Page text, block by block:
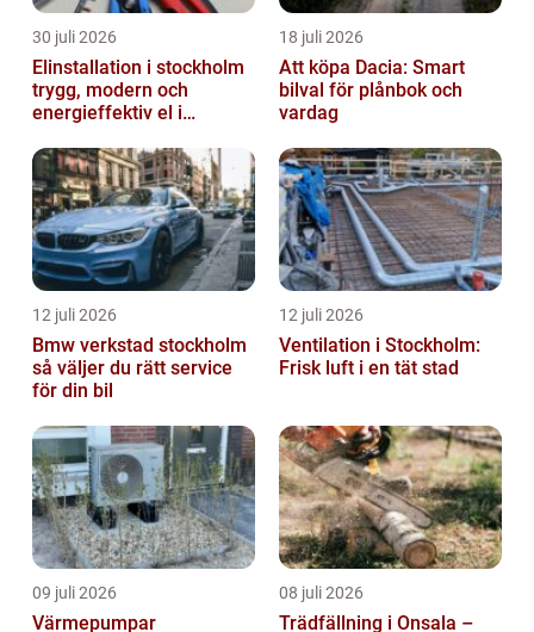
30 juli 2026
Elinstallation i stockholm
trygg, modern och
energieffektiv el i
18 juli 2026
Att köpa Dacia: Smart
bilval för plånbok och
vardag
12 juli 2026
Bmw verkstad stockholm
så väljer du rätt service
för din bil
12 juli 2026
Ventilation i Stockholm:
Frisk luft i en tät stad
09 juli 2026
Värmepumpar
08 juli 2026
Trädfällning i Onsala –